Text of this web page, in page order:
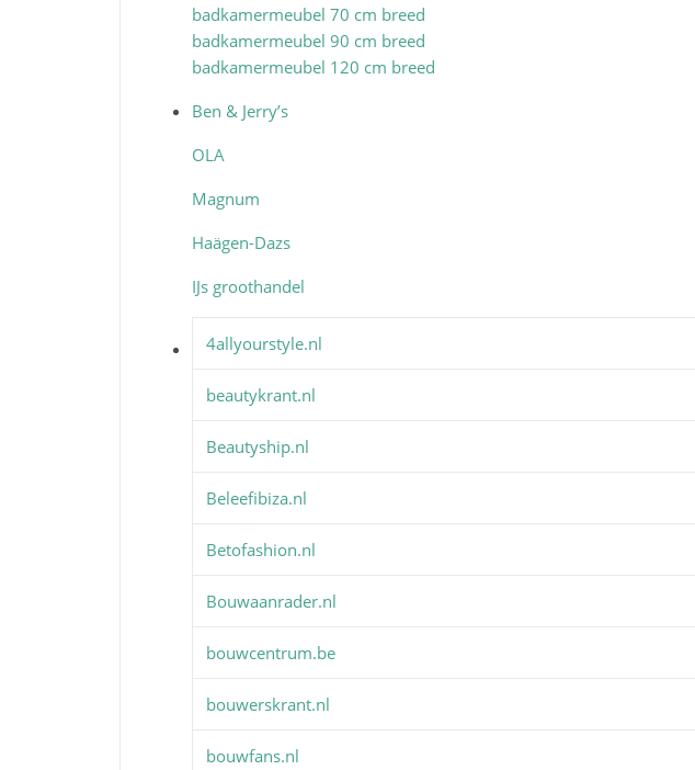
badkamermeubel 70 cm breed
badkamermeubel 90 cm breed
badkamermeubel 120 cm breed
Ben & Jerry’s
OLA
Magnum
Haägen-Dazs
IJs groothandel
4allyourstyle.nl
beautykrant.nl
Beautyship.nl
Beleefibiza.nl
Betofashion.nl
Bouwaanrader.nl
bouwcentrum.be
bouwerskrant.nl
bouwfans.nl